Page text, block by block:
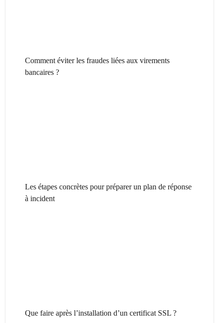
Comment éviter les fraudes liées aux virements
bancaires ?
Les étapes concrètes pour préparer un plan de réponse
à incident
Que faire après l’installation d’un certificat SSL ?